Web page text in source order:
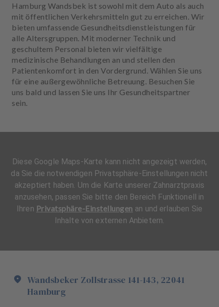
Hamburg Wandsbek ist sowohl mit dem Auto als auch
mit öffentlichen Verkehrsmitteln gut zu erreichen. Wir
bieten umfassende Gesundheitsdienstleistungen für
alle Altersgruppen. Mit moderner Technik und
geschultem Personal bieten wir vielfältige
medizinische Behandlungen an und stellen den
Patientenkomfort in den Vordergrund. Wählen Sie uns
für eine außergewöhnliche Betreuung. Besuchen Sie
uns bald und lassen Sie uns Ihr Gesundheitspartner
sein.
Wandsbeker Zollstrasse 141-143, 22041
Hamburg
Diese Google Maps-Karte kann nicht angezeigt werden,
da Sie die notwendigen Privatsphäre-Einstellungen nicht
akzeptiert haben. Um die Karte unserer Zahnarztpraxis
anzusehen, passen Sie bitte den Bereich Funktionell in
Ihren Privatsphäre-Einstellungen an und erlauben Sie
Inhalte von externen Anbietern.